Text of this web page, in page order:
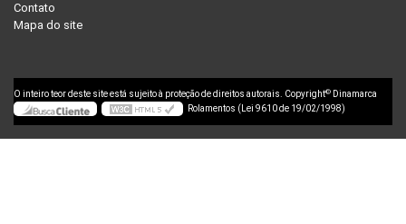
Contato
Mapa do site
O inteiro teor deste site está sujeito à proteção de direitos autorais. Copyright© Dinamarca
Rolamentos (Lei 9610 de 19/02/1998)